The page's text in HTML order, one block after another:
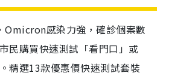
Omicron感染力強，確診個案數
民購買快速測試「看門口」或
精選13款優惠價快速測試套裝